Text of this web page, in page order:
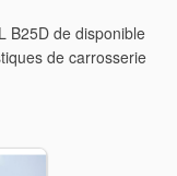
B25D de disponible
de carrosserie